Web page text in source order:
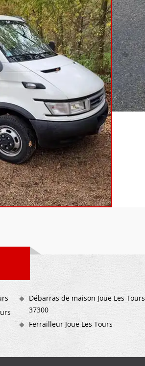
Débarras de maison Joue Les Tours
37300
Ferrailleur Joue Les Tours